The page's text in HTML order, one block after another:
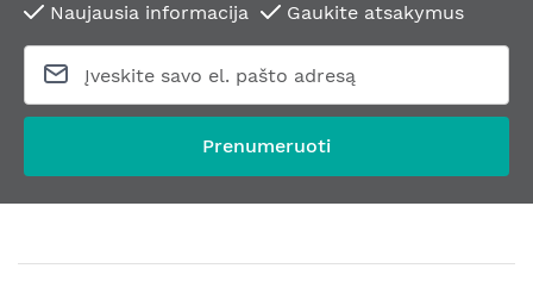
Naujausia informacija Gaukite atsakymus
Prenumeruoti